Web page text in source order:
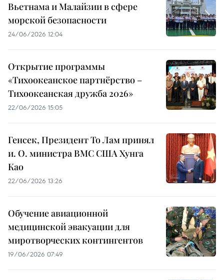
Вьетнама и Малайзии в сфере
морской безопасности
24/06/2026 12:04
Открытие программы
«Тихоокеанское партнёрство –
Тихоокеанская дружба 2026»
22/06/2026 15:05
Генсек, Президент То Лам принял
и. О. министра ВМС США Хунга
Као
22/06/2026 13:26
Обучение авиационной
медицинской эвакуации для
миротворческих контингентов
19/06/2026 07:49